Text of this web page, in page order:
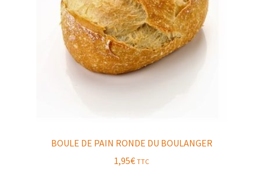
BOULE DE PAIN RONDE DU BOULANGER
1,95€ TTC